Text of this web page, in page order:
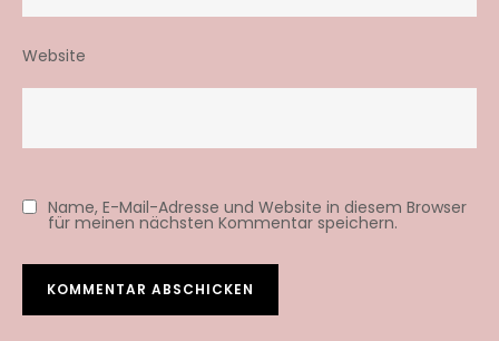
Website
Name, E-Mail-Adresse und Website in diesem Browser
für meinen nächsten Kommentar speichern.